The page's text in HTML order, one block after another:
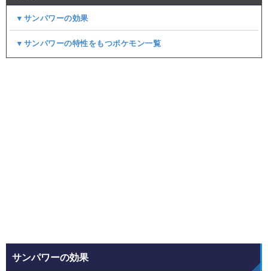
▼サンパワーの効果
▼サンパワーの特性をもつポケモン一覧
サンパワーの効果